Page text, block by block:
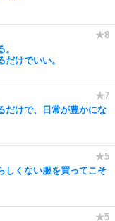
けでいい。
だけで、日常が豊かにな
しくない服を買ってこそ